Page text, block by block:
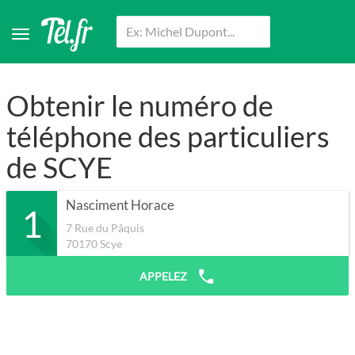
Obtenir le numéro de
téléphone des particuliers
de SCYE
1 Nasciment Horace
7 Rue du Pâquis
70170Scye
APPELEZ